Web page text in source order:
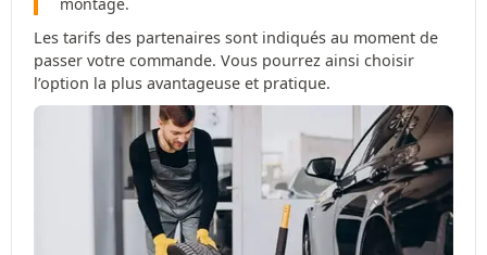
Les tarifs des partenaires sont indiqués au moment de
passer votre commande. Vous pourrez ainsi choisir
l’option la plus avantageuse et pratique.